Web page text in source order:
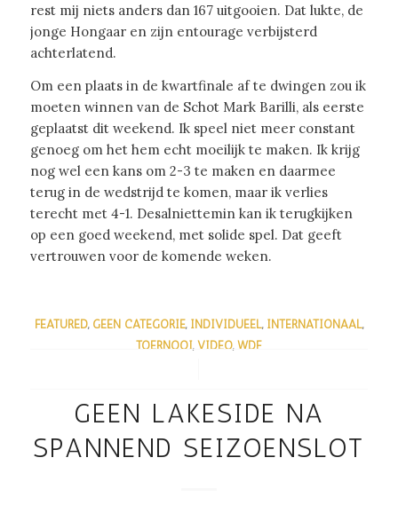
rest mij niets anders dan 167 uitgooien. Dat lukte, de
jonge Hongaar en zijn entourage verbijsterd
achterlatend.
Om een plaats in de kwartfinale af te dwingen zou ik
moeten winnen van de Schot Mark Barilli, als eerste
geplaatst dit weekend. Ik speel niet meer constant
genoeg om het hem echt moeilijk te maken. Ik krijg
nog wel een kans om 2-3 te maken en daarmee
terug in de wedstrijd te komen, maar ik verlies
terecht met 4-1. Desalniettemin kan ik terugkijken
op een goed weekend, met solide spel. Dat geeft
vertrouwen voor de komende weken.
FEATURED, GEEN CATEGORIE, INDIVIDUEEL, INTERNATIONAAL,
TOERNOOI,VIDEO,WDF
GEEN LAKESIDE NA
SPANNEND SEIZOENSLOT